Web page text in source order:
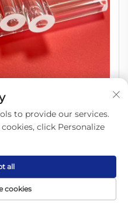
transparent
températures sur
De CONTACT
to provide our services.
click Personalize
cookies
all